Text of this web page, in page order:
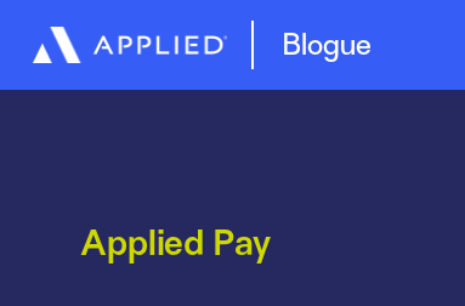
Blogue
Applied Pay